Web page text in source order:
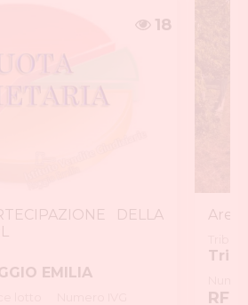
18
DELLA
EMILIA
Aree
RF